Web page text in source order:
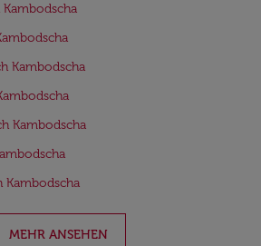
Kambodscha
Kambodscha
Kambodscha
MEHR ANSEHEN